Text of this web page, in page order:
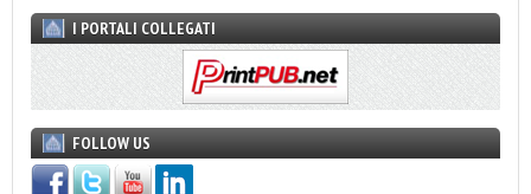
I PORTALI COLLEGATI
FOLLOW US